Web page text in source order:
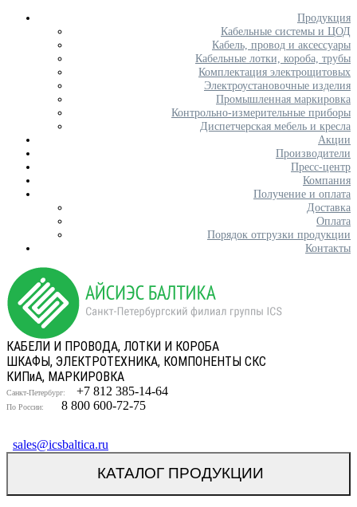
Продукция
Кабельные системы и ЦОД
Кабель, провод и аксессуары
Кабельные лотки, короба, трубы
Комплектация электрощитовых
Электроустановочные изделия
Промышленная маркировка
Контрольно-измерительные приборы
Диспетчерская мебель и кресла
Акции
Производители
Пресс-центр
Компания
Получение и оплата
Доставка
Оплата
Порядок отгрузки продукции
Контакты
КАБЕЛИ И ПРОВОДА, ЛОТКИ И КОРОБА
ШКАФЫ, ЭЛЕКТРОТЕХНИКА, КОМПОНЕНТЫ СКС
КИПиА, МАРКИРОВКА
Санкт-Петербург: +7 812 385-14-64
По России: 8 800 600-72-75
sales@icsbaltica.ru
КАТАЛОГ ПРОДУКЦИИ